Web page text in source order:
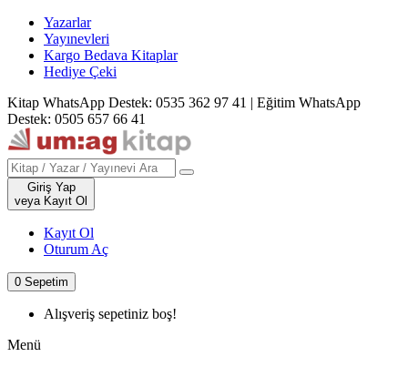
Yazarlar
Yayınevleri
Kargo Bedava Kitaplar
Hediye Çeki
Kitap WhatsApp Destek: 0535 362 97 41 | Eğitim WhatsApp
Destek: 0505 657 66 41
Giriş Yap
veya Kayıt Ol
Kayıt Ol
Oturum Aç
0 Sepetim
Alışveriş sepetiniz boş!
Menü